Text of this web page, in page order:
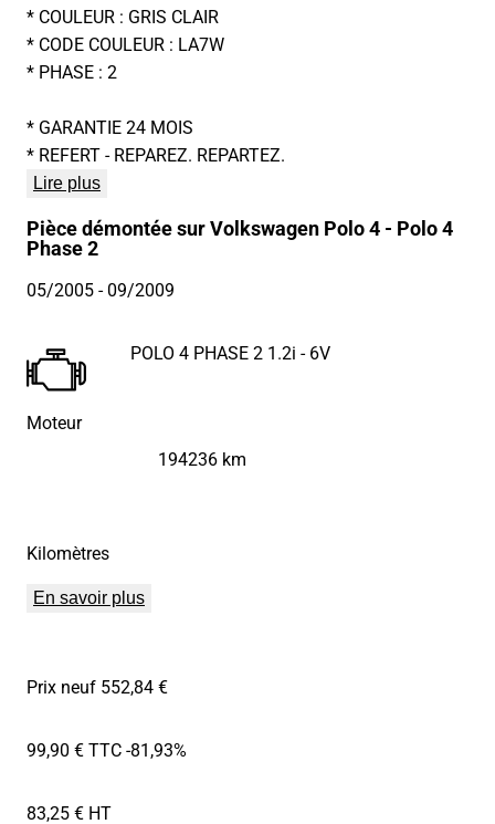
* COULEUR : GRIS CLAIR
* CODE COULEUR : LA7W
* PHASE : 2
* GARANTIE 24 MOIS
* REFERT - REPAREZ. REPARTEZ.
Lire plus
Pièce démontée sur Volkswagen Polo 4 - Polo 4
Phase 2
05/2005- 09/2009
Moteur
POLO 4 PHASE 2 1.2i - 6V
Kilomètres
194236 km
En savoir plus
Prix neuf 552,84 €
99,90 € TTC-81,93%
83,25 € HT